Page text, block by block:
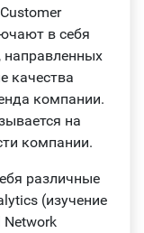
в себя
направленных
качества
компании.
на
компании.
различные
(изучение
Network